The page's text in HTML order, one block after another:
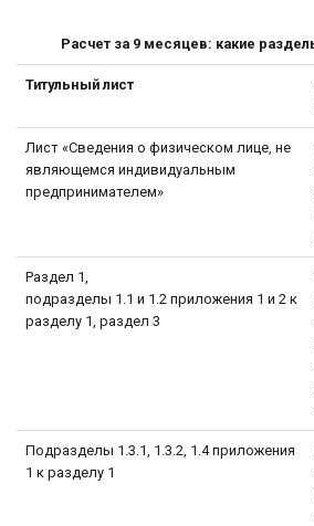
Расчет за 9 месяцев: какие
Титульный лист
Лист «Сведения о физическом лице, не
являющемся индивидуальным
предпринимателем»
Раздел 1,
подразделы 1.1 и 1.2 приложения 1 и 2 к
разделу 1, раздел 3
Подразделы 1.3.1, 1.3.2, 1.4 приложения
1 к разделу 1